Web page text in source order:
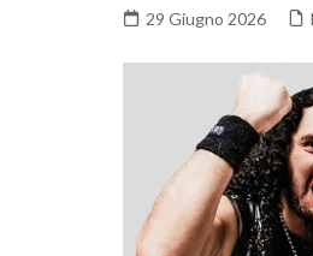
29 Giugno 2026